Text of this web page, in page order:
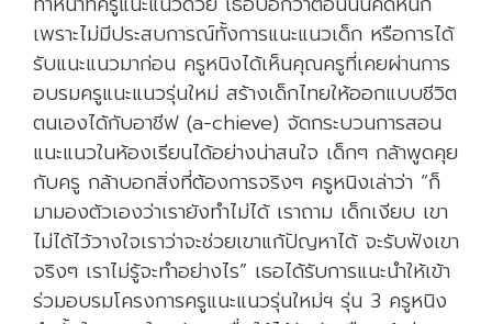
เพราะไม่มีประสบการณ์ทั้งการแนะแนวเด็ก หรือการได้
รับแนะแนวมาก่อน ครูหนิงได้เห็นคุณครูที่เคยผ่านการ
อบรมครูแนะแนวรุ่นใหม่ สร้างเด็กไทยให้ออกแบบชีวิต
ตนเองได้กับอาชีฟ (a-chieve) จัดกระบวนการสอน
แนะแนวในห้องเรียนได้อย่างน่าสนใจ เด็กๆ กล้าพูดคุย
กับครู กล้าบอกสิ่งที่ต้องการจริงๆ ครูหนิงเล่าว่า “ก็
มามองตัวเองว่าเรายังทำไม่ได้ เราถาม เด็กเงียบ เขา
ไม่ได้ไว้วางใจเราว่าจะช่วยเขาแก้ปัญหาได้ จะรับฟังเขา
จริงๆ เราไม่รู้จะทำอย่างไร” เธอได้รับการแนะนำให้เข้า
ร่วมอบรมโครงการครูแนะแนวรุ่นใหม่ฯ รุ่น 3 ครูหนิง